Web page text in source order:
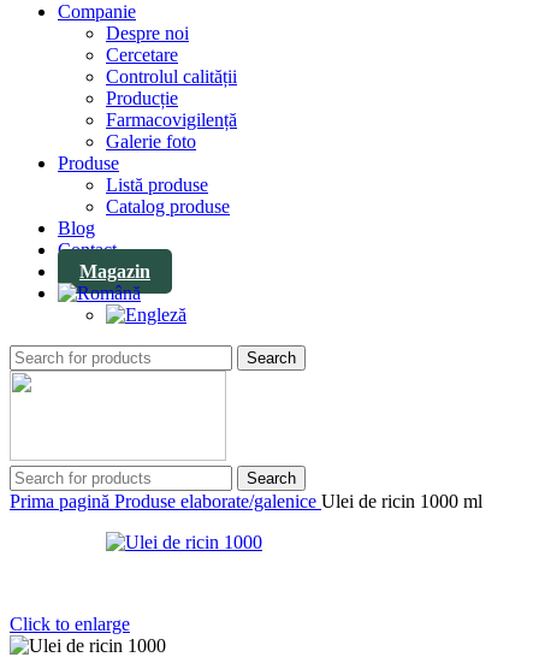
Companie
Despre noi
Cercetare
Controlul calității
Producție
Farmacovigilență
Galerie foto
Produse
Listă produse
Catalog produse
Blog
Contact
Magazin
Search
Search
Prima pagină Produse elaborate/galenice Ulei de ricin 1000 ml
Click to enlarge